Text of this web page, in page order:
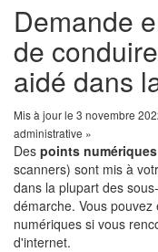
Demande
de
aidé dans
Mis à jour le 3 novembre
administrative »
Des points numériques
scanners) sont mis à
dans la plupart des
démarche. Vous
numériques si vous
d'internet.